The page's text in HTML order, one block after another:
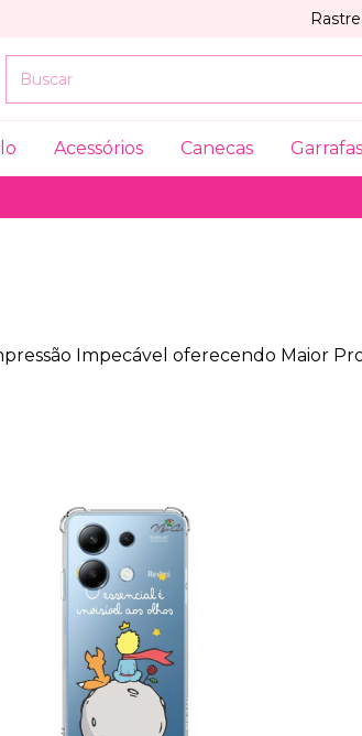
Acessórios Canecas Garrafas
Impecável oferecendo Maior